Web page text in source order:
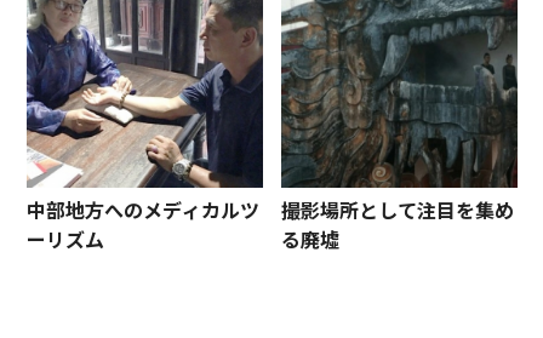
中部地方へのメディカルツ
ーリズム
撮影場所として注目を集め
る廃墟